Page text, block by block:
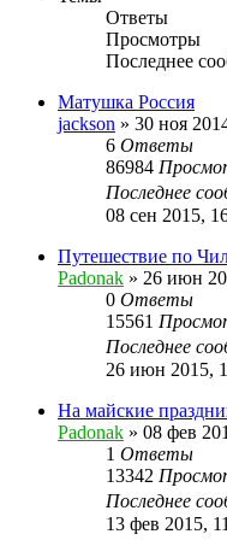
Ответы
Просмотры
Последнее
Матушка Россия
jackson » 30 ноя
6 Ответы
86984
Последнее
08 сен 2015,
Путешествие по
Padonak » 26 июн
0 Ответы
15561
Последнее
26 июн 2015,
На майские
Padonak » 08 фев
1 Ответы
13342
Последнее
13 фев 2015,